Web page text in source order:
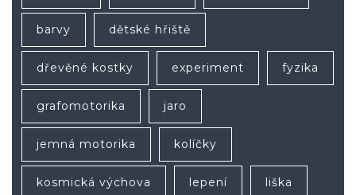
barvy dětské hřiště
dřevěné kostky experiment fyzika
grafomotorika jaro
jemná motorika kolíčky
kosmická výchova lepení liška